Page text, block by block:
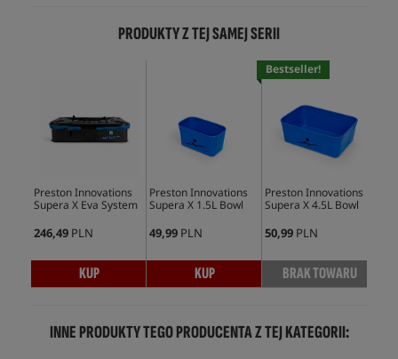
PRODUKTY Z TEJ SAMEJ SERII
Preston Innovations
Supera X Eva System
246,49 PLN
KUP
Preston Innovations
Supera X 1.5L Bowl
49,99 PLN
KUP
Bestseller!
Preston Innovations
Supera X 4.5L Bowl
50,99 PLN
BRAK TOWARU
INNE PRODUKTY TEGO PRODUCENTA Z TEJ KATEGORII: